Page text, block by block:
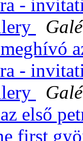
-
-
első
first